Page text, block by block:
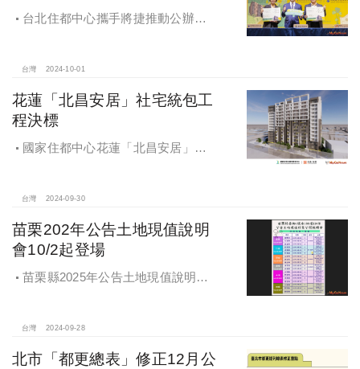
台北住都中心攜手將捷推動公辦都
台灣 2024-10-01
花蓮「北昌安居」社宅統包工
程決標
國家住都中心花蓮「北昌安居」社
台灣 2024-09-30
苗栗202年公告土地現值說明
會10/2起登場
苗栗縣2025年公告土地現值說明會
台灣 2024-09-28
北市「都更總表」修正12月公